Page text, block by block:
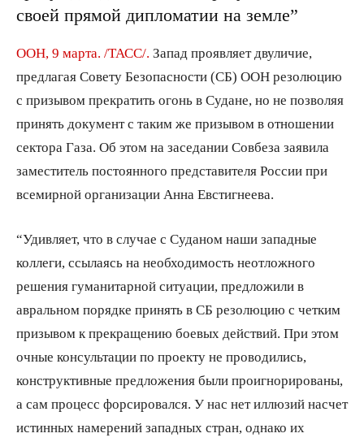
своей прямой дипломатии на земле”
ООН, 9 марта. /ТАСС/. Запад проявляет двуличие,
предлагая Совету Безопасности (СБ) ООН резолюцию
с призывом прекратить огонь в Судане, но не позволяя
принять документ с таким же призывом в отношении
сектора Газа. Об этом на заседании Совбеза заявила
заместитель постоянного представителя России при
всемирной организации Анна Евстигнеева.
“Удивляет, что в случае с Суданом наши западные
коллеги, ссылаясь на необходимость неотложного
решения гуманитарной ситуации, предложили в
авральном порядке принять в СБ резолюцию с четким
призывом к прекращению боевых действий. При этом
очные консультации по проекту не проводились,
конструктивные предложения были проигнорированы,
а сам процесс форсировался. У нас нет иллюзий насчет
истинных намерений западных стран, однако их